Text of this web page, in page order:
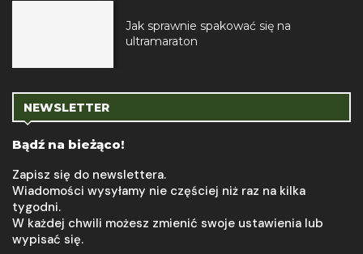
Jak sprawnie spakować się na
ultramaraton
NEWSLETTER
Bądź na bieżąco!
Zapisz się do newslettera.
Wiadomości wysyłamy nie częściej niż raz na kilka
tygodni.
W każdej chwili możesz zmienić swoje ustawienia lub
wypisać się.